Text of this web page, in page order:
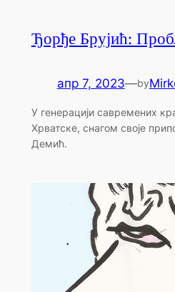
Ђорђе Брујић:
апр 7, 2023—by
У генерацији савремених
Хрватске, снагом своје
Демић.